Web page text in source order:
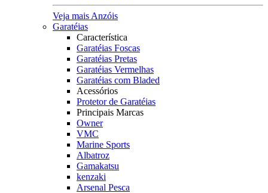
Veja mais Anzóis
Garatéias
Característica
Garatéias Foscas
Garatéias Pretas
Garatéias Vermelhas
Garatéias com Bladed
Acessórios
Protetor de Garatéias
Principais Marcas
Owner
VMC
Marine Sports
Albatroz
Gamakatsu
kenzaki
Arsenal Pesca